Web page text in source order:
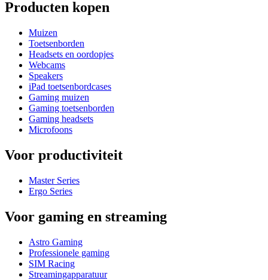
Producten kopen
Muizen
Toetsenborden
Headsets en oordopjes
Webcams
Speakers
iPad toetsenbordcases
Gaming muizen
Gaming toetsenborden
Gaming headsets
Microfoons
Voor productiviteit
Master Series
Ergo Series
Voor gaming en streaming
Astro Gaming
Professionele gaming
SIM Racing
Streamingapparatuur